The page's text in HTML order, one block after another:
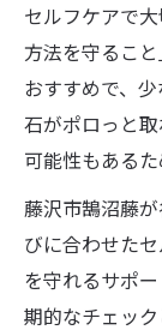
セルフケアで
方法を守るこ
おすすめで、
石がポロっと
可能性もある
藤沢市鵠沼藤
びに合わせた
を守れるサポ
期的なチェッ